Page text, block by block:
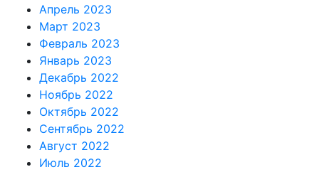
Апрель 2023
Март 2023
Февраль 2023
Январь 2023
Декабрь 2022
Ноябрь 2022
Октябрь 2022
Сентябрь 2022
Август 2022
Июль 2022